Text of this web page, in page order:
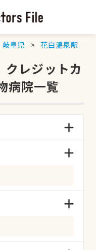
岐阜県 花白温泉駅
レジットカ
病院一覧